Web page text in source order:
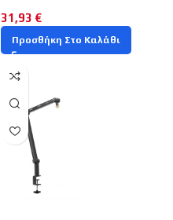
31,93 €
Προσθήκη Στο Καλάθι